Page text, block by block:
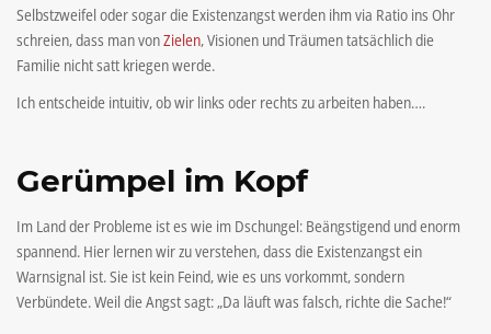
Selbstzweifel oder sogar die Existenzangst werden ihm via Ratio ins Ohr
schreien, dass man vonZielen, Visionen und Träumen tatsächlich die
Familie nicht satt kriegen werde.
Ich entscheide intuitiv, ob wir links oder rechts zu arbeiten haben….
Gerümpel im Kopf
Im Land der Probleme ist es wie im Dschungel: Beängstigend und enorm
spannend. Hier lernen wir zu verstehen, dass die Existenzangst ein
Warnsignal ist. Sie ist kein Feind, wie es uns vorkommt, sondern
Verbündete. Weil die Angst sagt: „Da läuft was falsch, richte die Sache!“